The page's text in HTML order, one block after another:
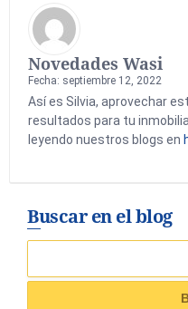
Novedades Wasi
Fecha: septiembre 12, 2022
Así es Silvia, aprovechar
resultados para tu
leyendo nuestros blogs en
Buscar en el blog